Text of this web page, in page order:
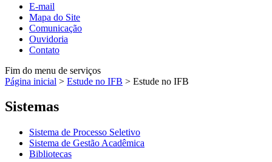
E-mail
Mapa do Site
Comunicação
Ouvidoria
Contato
Fim do menu de serviços
Página inicial > Estude no IFB > Estude no IFB
Sistemas
Sistema de Processo Seletivo
Sistema de Gestão Acadêmica
Bibliotecas